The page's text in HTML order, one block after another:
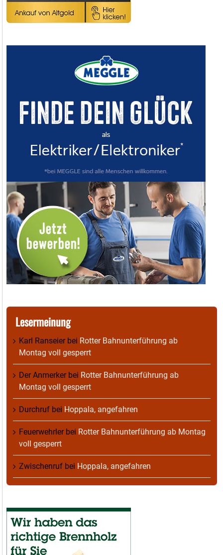
Lesermeinung
Karl Ranseierbei Rotter Bahnunterführung ab
Montag voll gesperrt
Der Anmerkerbei Rotter Bahnunterführung ab
Montag voll gesperrt
Durchruf bei Hoppala, angefahren
Feuerwehrlerbei Rotter Bahnunterführung ab Montag
voll gesperrt
Zwischenruf bei Hoppala, angefahren